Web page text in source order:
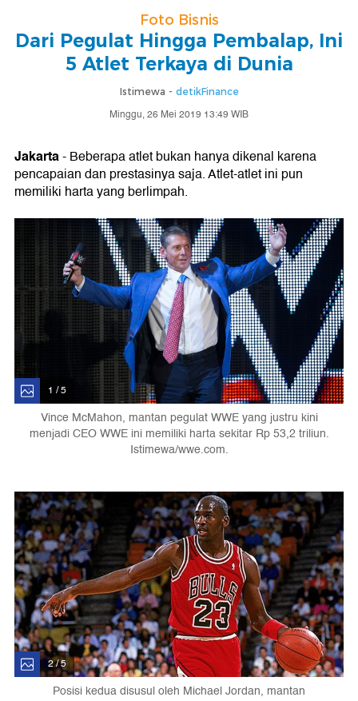
Foto Bisnis
Dari Pegulat Hingga Pembalap, Ini
5 Atlet Terkaya di Dunia
Istimewa - detikFinance
Minggu, 26 Mei 2019 13:49 WIB
Jakarta- Beberapa atlet bukan hanya dikenal karena
pencapaian dan prestasinya saja. Atlet-atlet ini pun
memiliki harta yang berlimpah.
1 / 5
Vince McMahon, mantan pegulat WWE yang justru kini
menjadi CEO WWE ini memiliki harta sekitar Rp 53,2 triliun.
Istimewa/wwe.com.
2 / 5
Posisi kedua disusul oleh Michael Jordan, mantan